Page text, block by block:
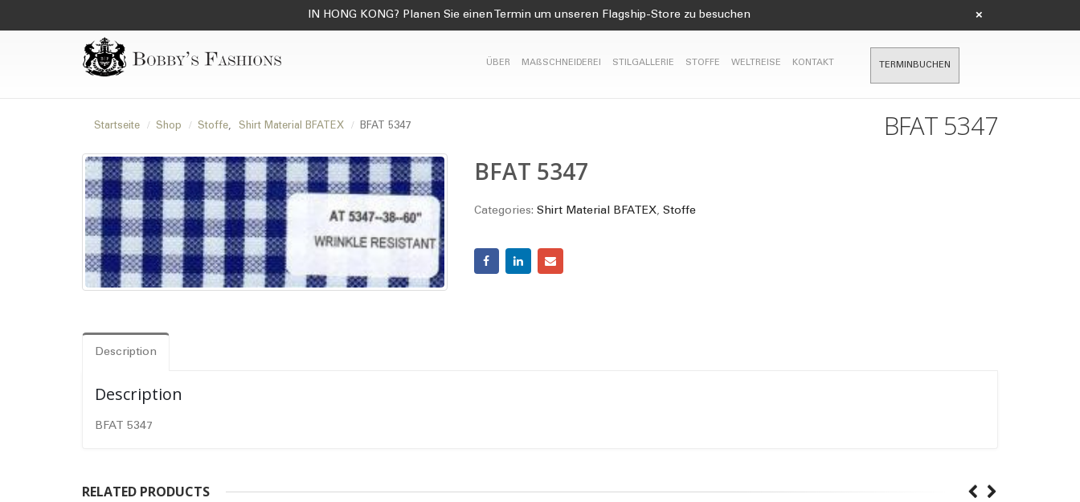
IN HONG KONG? Planen Sie einen Termin um unseren Flagship-Store zu besuchen ×
ÜBER MAßSCHNEIDEREI STILGALLERIE STOFFE WELTREISE KONTAKT TERMINBUCHEN
BFAT 5347
Startseite Shop Stoffe, Shirt Material BFATEX BFAT 5347
BFAT 5347
Categories: Shirt Material BFATEX, Stoffe
Description
Description
BFAT 5347
RELATED PRODUCTS